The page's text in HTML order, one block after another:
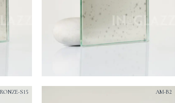
S15 AM-B2